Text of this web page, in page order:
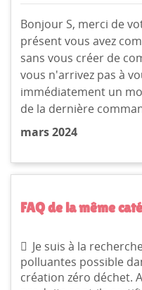
Bonjour S, merci de
présent vous avez
sans vous créer de
vous n'arrivez pas à
immédiatement un
de la dernière
mars 2024
FAQ de la même
Je suis à la
polluantes possible
création zéro déchet.